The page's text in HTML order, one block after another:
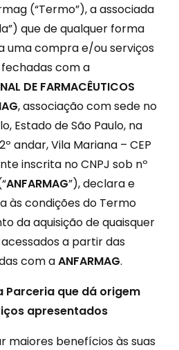
(“Termo”), a associada
que de qualquer forma
uma compra e/ou serviços
com a
DE FARMACÊUTICOS
, associação com sede no
Estado de São Paulo, na
andar, Vila Mariana – CEP
inscrita no CNPJ sob nº
ANFARMAG”), declara e
às condições do Termo
da aquisição de quaisquer
a partir das
com aANFARMAG.
que dá origem
apresentados
maiores benefícios às suas